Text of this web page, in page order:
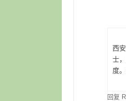
西
士
度
回复